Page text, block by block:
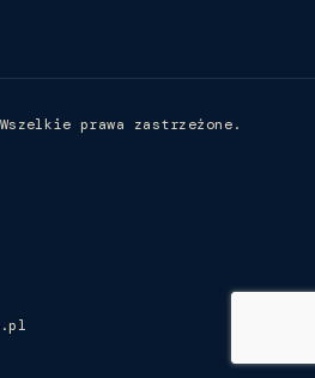
Wszelkie prawa zastrzeżone.